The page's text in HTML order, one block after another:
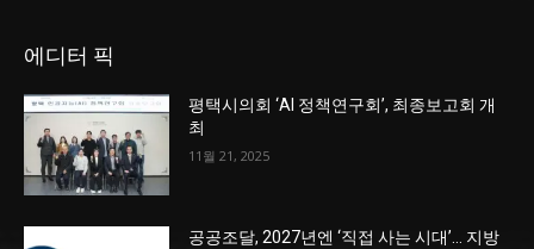
에디터 픽
평택시의회 ‘AI 정책연구회’, 최종보고회 개
최
11월 21, 2025
공공조달, 2027년엔 ‘직접 사는 시대’… 지방